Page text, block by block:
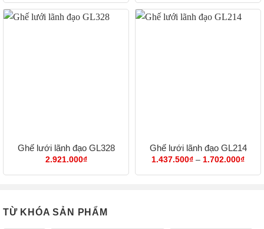
Ghế lưới lãnh đạo GL328
2.921.000₫
Ghế lưới lãnh đạo GL214
1.437.500₫ – 1.702.000₫
từ
TỪ KHÓA SẢN PHẨM